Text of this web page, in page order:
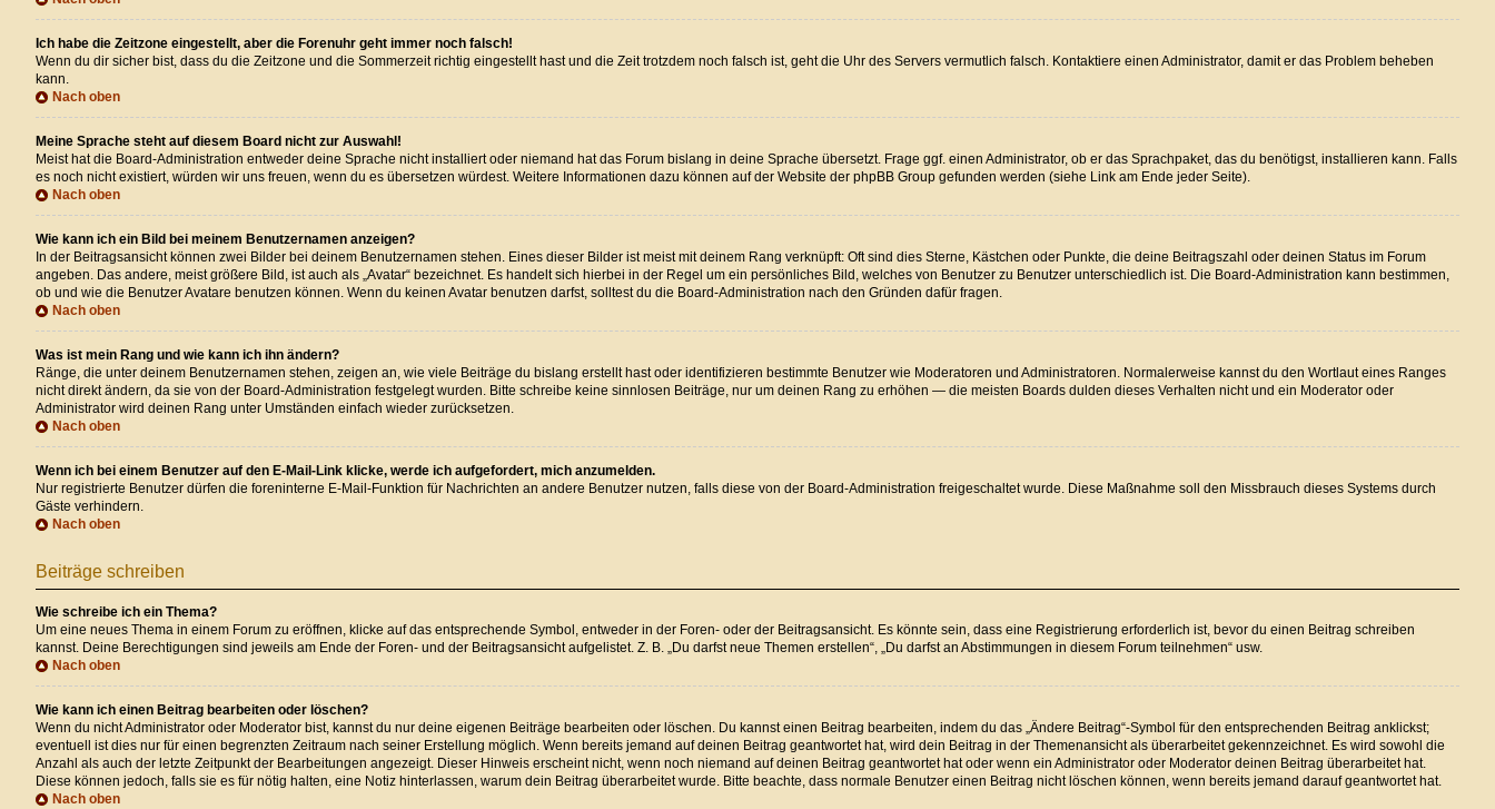
Ich habe die Zeitzone eingestellt, aber die Forenuhr geht immer noch falsch!
Wenn du dir sicher bist, dass du die Zeitzone und die Sommerzeit richtig eingestellt hast und die Zeit trotzdem noch falsch ist, geht die Uhr des Servers vermutlich falsch. Kontaktiere einen Administrator, damit er das Problem beheben
kann.
Nach oben
Meine Sprache steht auf diesem Board nicht zur Auswahl!
Meist hat die Board-Administration entweder deine Sprache nicht installiert oder niemand hat das Forum bislang in deine Sprache übersetzt. Frage ggf. einen Administrator, ob er das Sprachpaket, das du benötigst, installieren kann. Falls
es noch nicht existiert, würden wir uns freuen, wenn du es übersetzen würdest. Weitere Informationen dazu können auf der Website der phpBB Group gefunden werden (siehe Link am Ende jeder Seite).
Nach oben
Wie kann ich ein Bild bei meinem Benutzernamen anzeigen?
In der Beitragsansicht können zwei Bilder bei deinem Benutzernamen stehen. Eines dieser Bilder ist meist mit deinem Rang verknüpft: Oft sind dies Sterne, Kästchen oder Punkte, die deine Beitragszahl oder deinen Status im Forum
angeben. Das andere, meist größere Bild, ist auch als „Avatar“ bezeichnet. Es handelt sich hierbei in der Regel um ein persönliches Bild, welches von Benutzer zu Benutzer unterschiedlich ist. Die Board-Administration kann bestimmen,
ob und wie die Benutzer Avatare benutzen können. Wenn du keinen Avatar benutzen darfst, solltest du die Board-Administration nach den Gründen dafür fragen.
Nach oben
Was ist mein Rang und wie kann ich ihn ändern?
Ränge, die unter deinem Benutzernamen stehen, zeigen an, wie viele Beiträge du bislang erstellt hast oder identifizieren bestimmte Benutzer wie Moderatoren und Administratoren. Normalerweise kannst du den Wortlaut eines Ranges
nicht direkt ändern, da sie von der Board-Administration festgelegt wurden. Bitte schreibe keine sinnlosen Beiträge, nur um deinen Rang zu erhöhen — die meisten Boards dulden dieses Verhalten nicht und ein Moderator oder
Administrator wird deinen Rang unter Umständen einfach wieder zurücksetzen.
Nach oben
Wenn ich bei einem Benutzer auf den E-Mail-Link klicke, werde ich aufgefordert, mich anzumelden.
Nur registrierte Benutzer dürfen die foreninterne E-Mail-Funktion für Nachrichten an andere Benutzer nutzen, falls diese von der Board-Administration freigeschaltet wurde. Diese Maßnahme soll den Missbrauch dieses Systems durch
Gäste verhindern.
Nach oben
Beiträge schreiben
Wie schreibe ich ein Thema?
Um eine neues Thema in einem Forum zu eröffnen, klicke auf das entsprechende Symbol, entweder in der Foren- oder der Beitragsansicht. Es könnte sein, dass eine Registrierung erforderlich ist, bevor du einen Beitrag schreiben
kannst. Deine Berechtigungen sind jeweils am Ende der Foren- und der Beitragsansicht aufgelistet. Z. B. „Du darfst neue Themen erstellen“, „Du darfst an Abstimmungen in diesem Forum teilnehmen“ usw.
Nach oben
Wie kann ich einen Beitrag bearbeiten oder löschen?
Wenn du nicht Administrator oder Moderator bist, kannst du nur deine eigenen Beiträge bearbeiten oder löschen. Du kannst einen Beitrag bearbeiten, indem du das „Ändere Beitrag“-Symbol für den entsprechenden Beitrag anklickst;
eventuell ist dies nur für einen begrenzten Zeitraum nach seiner Erstellung möglich. Wenn bereits jemand auf deinen Beitrag geantwortet hat, wird dein Beitrag in der Themenansicht als überarbeitet gekennzeichnet. Es wird sowohl die
Anzahl als auch der letzte Zeitpunkt der Bearbeitungen angezeigt. Dieser Hinweis erscheint nicht, wenn noch niemand auf deinen Beitrag geantwortet hat oder wenn ein Administrator oder Moderator deinen Beitrag überarbeitet hat.
Diese können jedoch, falls sie es für nötig halten, eine Notiz hinterlassen, warum dein Beitrag überarbeitet wurde. Bitte beachte, dass normale Benutzer einen Beitrag nicht löschen können, wenn bereits jemand darauf geantwortet hat.
Nach oben